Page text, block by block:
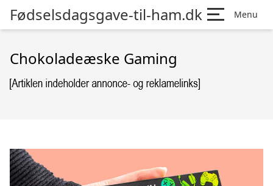
Fødselsdagsgave-til-ham.dk Menu
Chokoladeæske Gaming